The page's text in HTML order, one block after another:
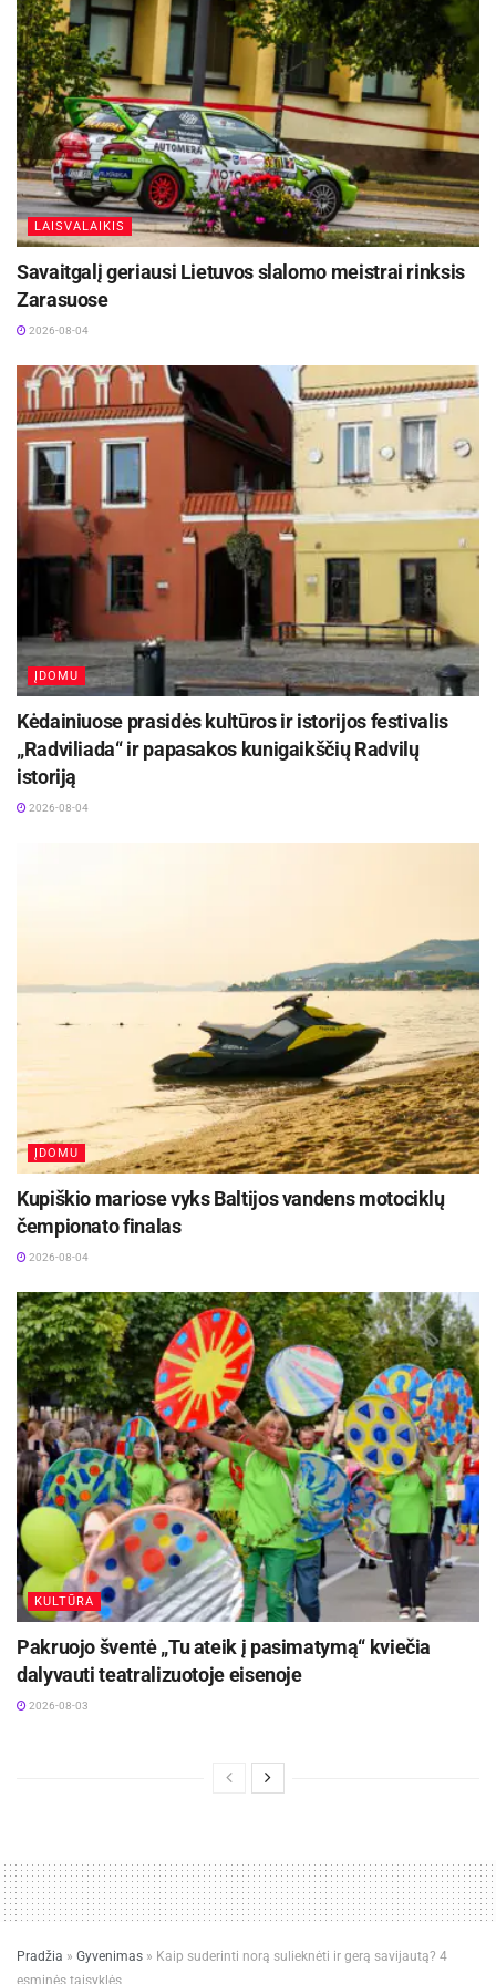
LAISVALAIKIS
Savaitgalį geriausi Lietuvos slalomo meistrai rinksis
Zarasuose
2026-08-04
ĮDOMU
Kėdainiuose prasidės kultūros ir istorijos festivalis
„Radviliada“ ir papasakos kunigaikščių Radvilų
istoriją
2026-08-04
ĮDOMU
Kupiškio mariose vyks Baltijos vandens motociklų
čempionato finalas
2026-08-04
KULTŪRA
Pakruojo šventė „Tu ateik į pasimatymą“ kviečia
dalyvauti teatralizuotoje eisenoje
2026-08-03
Pradžia » Gyvenimas » Kaip suderinti norą sulieknėti ir gerą savijautą? 4